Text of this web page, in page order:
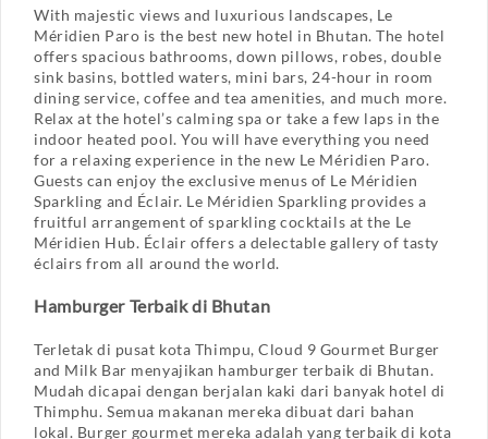
With majestic views and luxurious landscapes, Le
Méridien Paro is the best new hotel in Bhutan. The hotel
offers spacious bathrooms, down pillows, robes, double
sink basins, bottled waters, mini bars, 24-hour in room
dining service, coffee and tea amenities, and much more.
Relax at the hotel’s calming spa or take a few laps in the
indoor heated pool. You will have everything you need
for a relaxing experience in the new Le Méridien Paro.
Guests can enjoy the exclusive menus of Le Méridien
Sparkling and Éclair. Le Méridien Sparkling provides a
fruitful arrangement of sparkling cocktails at the Le
Méridien Hub. Éclair offers a delectable gallery of tasty
éclairs from all around the world.
Hamburger Terbaik di Bhutan
Terletak di pusat kota Thimpu, Cloud 9 Gourmet Burger
and Milk Bar menyajikan hamburger terbaik di Bhutan.
Mudah dicapai dengan berjalan kaki dari banyak hotel di
Thimphu. Semua makanan mereka dibuat dari bahan
lokal. Burger gourmet mereka adalah yang terbaik di kota